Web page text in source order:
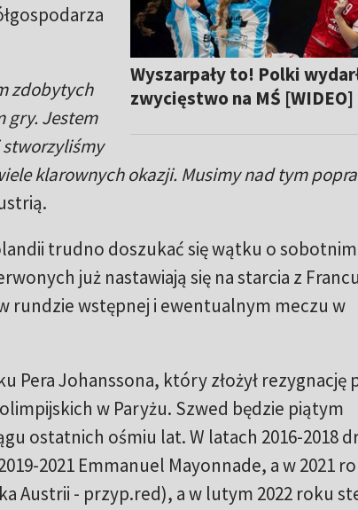
Wyszarpały to! Polki
zwycięstwo na MŚ [WIDEO]
zdobytych
gry. Jestem
klarownych okazji. Musimy nad tym
trudno doszukać się wątku o
już nastawiają się na starcia z
rundzie wstępnej i ewentualnym meczu w
Pera Johanssona, który złożył rezygnację
w Paryżu. Szwed będzie piątym
ostatnich ośmiu lat. W latach 2016-2018
2021 Emmanuel Mayonnade, a w 2021
Austrii - przyp.red), a w lutym 2022 roku